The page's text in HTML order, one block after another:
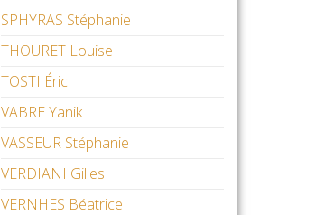
SPHYRAS Stéphanie
THOURET Louise
TOSTI Éric
VABRE Yanik
VASSEUR Stéphanie
VERDIANI Gilles
VERNHES Béatrice